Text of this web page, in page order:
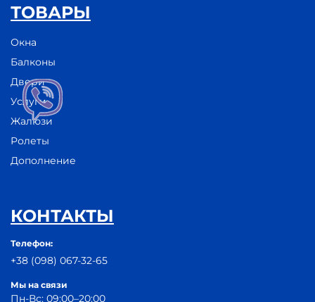
ТОВАРЫ
Окна
Балконы
Двери
Услуги
Жалюзи
Ролеты
Дополнение
КОНТАКТЫ
Телефон:
+38 (098) 067-32-65
Мы на связи
Пн-Вс: 09:00–20:00